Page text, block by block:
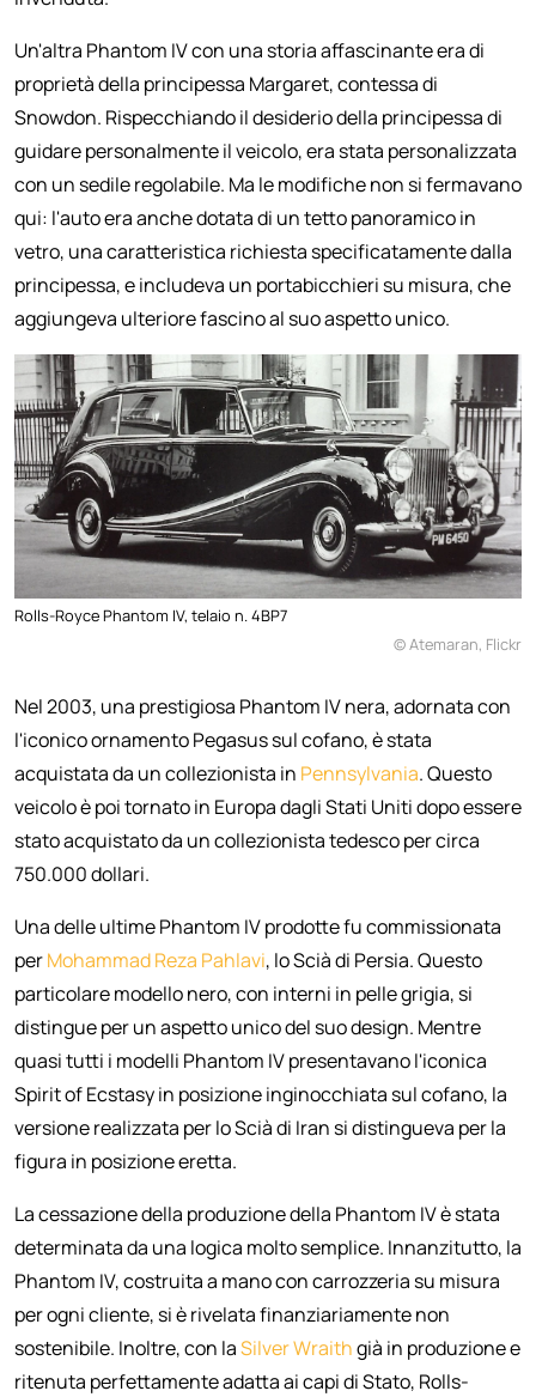
Un'altra Phantom IV con una storia affascinante era di
proprietà della principessa Margaret, contessa di
Snowdon. Rispecchiando il desiderio della principessa di
guidare personalmente il veicolo, era stata personalizzata
con un sedile regolabile. Ma le modifiche non si fermavano
qui: l'auto era anche dotata di un tetto panoramico in
vetro, una caratteristica richiesta specificatamente dalla
principessa, e includeva un portabicchieri su misura, che
aggiungeva ulteriore fascino al suo aspetto unico.
Rolls-Royce Phantom IV, telaio n. 4BP7
© Atemaran, Flickr
Nel 2003, una prestigiosa Phantom IV nera, adornata con
l'iconico ornamento Pegasus sul cofano, è stata
acquistata da un collezionista in Pennsylvania. Questo
veicolo è poi tornato in Europa dagli Stati Uniti dopo essere
stato acquistato da un collezionista tedesco per circa
750.000 dollari.
Una delle ultime Phantom IV prodotte fu commissionata
perMohammad Reza Pahlavi, lo Scià di Persia. Questo
particolare modello nero, con interni in pelle grigia, si
distingue per un aspetto unico del suo design. Mentre
quasi tutti i modelli Phantom IV presentavano l'iconica
Spirit of Ecstasy in posizione inginocchiata sul cofano, la
versione realizzata per lo Scià di Iran si distingueva per la
figura in posizione eretta.
La cessazione della produzione della Phantom IV è stata
determinata da una logica molto semplice. Innanzitutto, la
Phantom IV, costruita a mano con carrozzeria su misura
per ogni cliente, si è rivelata finanziariamente non
sostenibile. Inoltre, con laSilver Wraithgià in produzione e
ritenuta perfettamente adatta ai capi di Stato, Rolls-